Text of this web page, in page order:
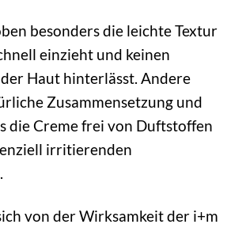
besonders die leichte Textur
einzieht und keinen
Haut hinterlässt. Andere
Zusammensetzung und
die Creme frei von Duftstoffen
irritierenden
von der Wirksamkeit der i+m